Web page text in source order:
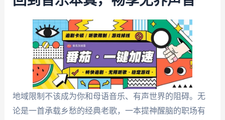
地域限制不该成为你和母语音乐、有声世界的阻碍。无
论是一首承载乡愁的经典老歌，一本提神醒脑的职场有